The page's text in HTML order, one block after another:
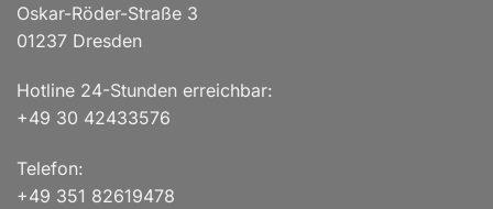
Oskar-Röder-Straße 3
01237 Dresden
Hotline 24-Stunden erreichbar:
+49 30 42433576
Telefon:
+49 351 82619478